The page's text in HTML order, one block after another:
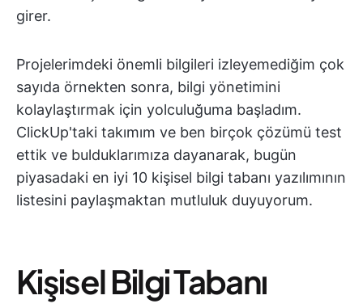
girer.
Projelerimdeki önemli bilgileri izleyemediğim çok
sayıda örnekten sonra, bilgi yönetimini
kolaylaştırmak için yolculuğuma başladım.
ClickUp'taki takımım ve ben birçok çözümü test
ettik ve bulduklarımıza dayanarak, bugün
piyasadaki en iyi 10 kişisel bilgi tabanı yazılımının
listesini paylaşmaktan mutluluk duyuyorum.
Kişisel Bilgi Tabanı